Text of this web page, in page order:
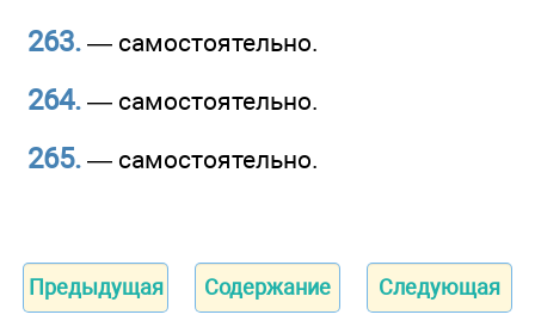
263. — самостоятельно.
264. — самостоятельно.
265. — самостоятельно.
Предыдущая Содержание Следующая